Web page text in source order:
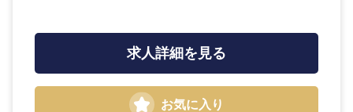
中国・四国地方
求人詳細を見る
お気に入り